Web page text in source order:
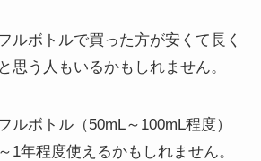
ルボトルで買った方が安くて長く
思う人もいるかもしれません。
ルボトル（50mL～100mL程度）
1年程度使えるかもしれません。